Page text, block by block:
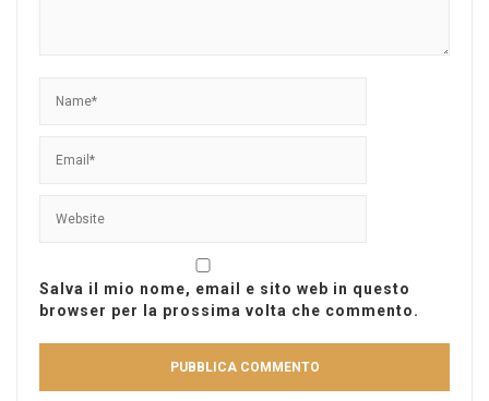
Salva il mio nome, email e sito web in questo
browser per la prossima volta che commento.